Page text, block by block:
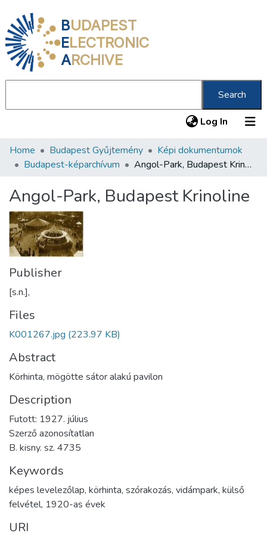
BUDAPEST
ELECTRONIC
ARCHIVE
Search
Log In (current)
Communities & Collections
Statistics
About us
Home Budapest Gyűjtemény
Képi dokumentumok
Budapest-képarchívum
Angol-Park, Budapest Krinoline
Angol-Park, Budapest Krinoline
Publisher
[s.n.],
Files
K001267.jpg (223.97 KB)
Abstract
Körhinta, mögötte sátor alakú pavilon
Description
Futott: 1927. július
Szerző azonosítatlan
B. kisny. sz. 4735
Keywords
képes levelezőlap, körhinta, szórakozás, vidámpark, külső
felvétel, 1920-as évek
URI